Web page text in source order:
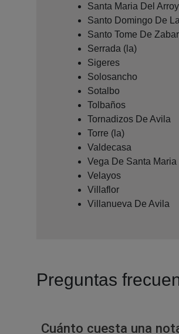
Santa Maria Del
Santo Domingo De
Santo Tome De
Serrada (la)
Sigeres
Solosancho
Sotalbo
Tolbaños
Tornadizos De Avila
Torre (la)
Valdecasa
Vega De Santa Maria
Velayos
Villaflor
Villanueva De Avila
Preguntas
Cuánto cuesta una